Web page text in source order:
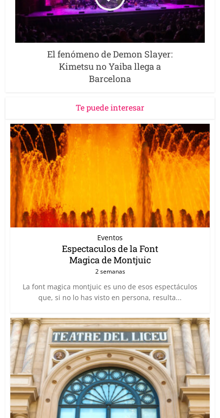
El fenómeno de Demon Slayer:
Kimetsu no Yaiba llega a
Barcelona
Te puede interesar
Eventos
Espectaculos de la Font
Magica de Montjuic
2 semanas
La font magica montjuic es uno de esos espectáculos
que, si no lo has visto en persona, resulta...